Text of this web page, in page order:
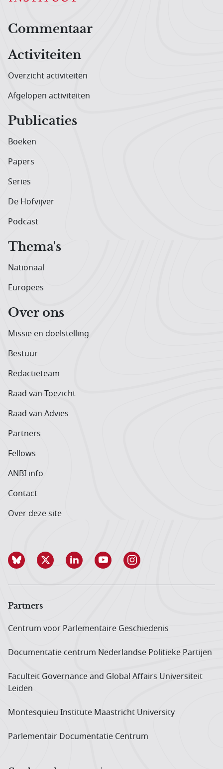
Hoofdnavigatiemenu
Commentaar
Activiteiten
Overzicht activiteiten
Afgelopen activiteiten
Publicaties
Boeken
Papers
Series
De Hofvijver
Podcast
Thema's
Nationaal
Europees
Over ons
Missie en doelstelling
Bestuur
Redactieteam
Raad van Toezicht
Raad van Advies
Partners
Fellows
ANBI info
Contact
Over deze site
Partners
Centrum voor Parlementaire Geschiedenis
Documentatie centrum Neder­landse Politieke Partijen
Faculteit Governance and Global Affairs Universiteit
Leiden
Montesquieu Institute Maastricht University
Parlementair Documentatie Centrum